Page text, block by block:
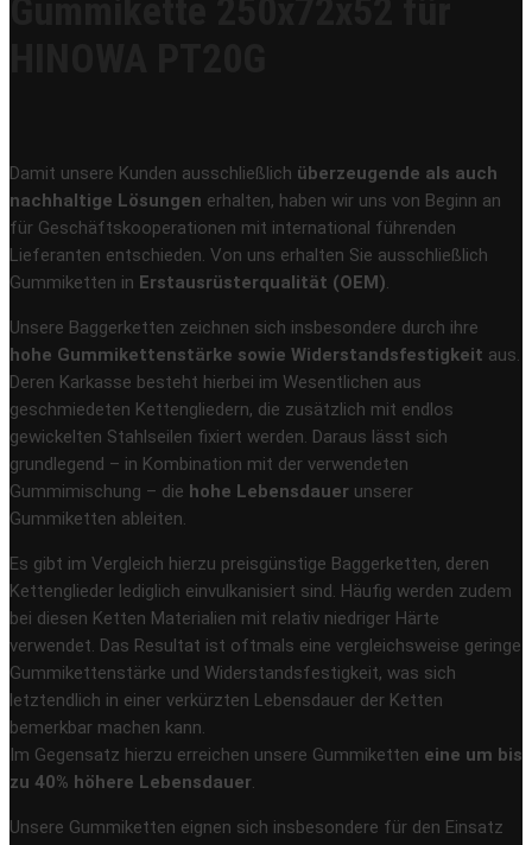
Damit unsere Kunden ausschließlich überzeugende als auch
nachhaltige Lösungen erhalten, haben wir uns von Beginn an
für Geschäftskooperationen mit international führenden
Lieferanten entschieden. Von uns erhalten Sie ausschließlich
Gummiketten in Erstausrüsterqualität (OEM).
Unsere Baggerketten zeichnen sich insbesondere durch ihre
hohe Gummikettenstärke sowie Widerstandsfestigkeit aus.
Deren Karkasse besteht hierbei im Wesentlichen aus
geschmiedeten Kettengliedern, die zusätzlich mit endlos
gewickelten Stahlseilen fixiert werden. Daraus lässt sich
grundlegend – in Kombination mit der verwendeten
Gummimischung – die hohe Lebensdauer unserer
Gummiketten ableiten.
Es gibt im Vergleich hierzu preisgünstige Baggerketten, deren
Kettenglieder lediglich einvulkanisiert sind. Häufig werden zudem
bei diesen Ketten Materialien mit relativ niedriger Härte
verwendet. Das Resultat ist oftmals eine vergleichsweise geringe
Gummikettenstärke und Widerstandsfestigkeit, was sich
letztendlich in einer verkürzten Lebensdauer der Ketten
bemerkbar machen kann.
Im Gegensatz hierzu erreichen unsere Gummiketten eine um bis
zu 40% höhere Lebensdauer.
Unsere Gummiketten eignen sich insbesondere für den Einsatz